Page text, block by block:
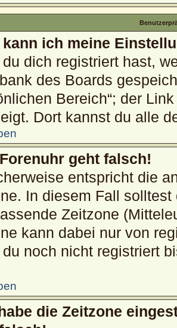
kann ich meine
dich registriert hast,
des Boards
Bereich“; der
Dort kannst du alle
geht falsch!
entspricht die
In diesem Fall solltest
Zeitzone
kann dabei nur von
noch nicht registriert
die Zeitzone